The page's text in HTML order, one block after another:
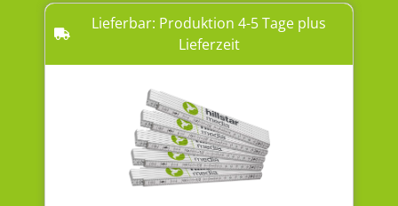
Lieferbar: Produktion 4-5 Tage plus
Lieferzeit